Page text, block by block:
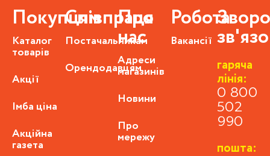
Покупцям
Каталог
товарів
Акції
Імба ціна
Акційна
газета
Співпраця
Постачальникам
Орендодавцям
Про
нас
Адреси
магазинів
Новини
Про
мережу
Робота
Вакансії
гаряча
лінія:
0 800
502
990
пошта: